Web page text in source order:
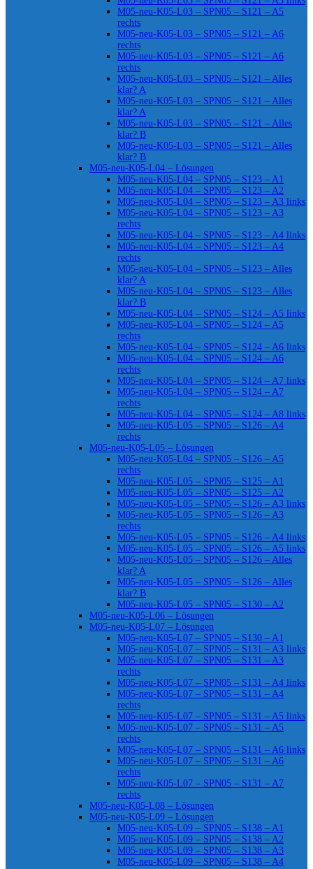
M05-neu-K05-L03 – SPN05 – S121 – A5
rechts
M05-neu-K05-L03 – SPN05 – S121 – A6
rechts
M05-neu-K05-L03 – SPN05 – S121 – A6
rechts
M05-neu-K05-L03 – SPN05 – S121 – Alles
klar? A
M05-neu-K05-L03 – SPN05 – S121 – Alles
klar? A
M05-neu-K05-L03 – SPN05 – S121 – Alles
klar? B
M05-neu-K05-L03 – SPN05 – S121 – Alles
klar? B
M05-neu-K05-L04 – Lösungen
M05-neu-K05-L04 – SPN05 – S123 – A1
M05-neu-K05-L04 – SPN05 – S123 – A2
M05-neu-K05-L04 – SPN05 – S123 – A3 links
M05-neu-K05-L04 – SPN05 – S123 – A3
rechts
M05-neu-K05-L04 – SPN05 – S123 – A4 links
M05-neu-K05-L04 – SPN05 – S123 – A4
rechts
M05-neu-K05-L04 – SPN05 – S123 – Alles
klar? A
M05-neu-K05-L04 – SPN05 – S123 – Alles
klar? B
M05-neu-K05-L04 – SPN05 – S124 – A5 links
M05-neu-K05-L04 – SPN05 – S124 – A5
rechts
M05-neu-K05-L04 – SPN05 – S124 – A6 links
M05-neu-K05-L04 – SPN05 – S124 – A6
rechts
M05-neu-K05-L04 – SPN05 – S124 – A7 links
M05-neu-K05-L04 – SPN05 – S124 – A7
rechts
M05-neu-K05-L04 – SPN05 – S124 – A8 links
M05-neu-K05-L05 – SPN05 – S126 – A4
rechts
M05-neu-K05-L05 – Lösungen
M05-neu-K05-L04 – SPN05 – S126 – A5
rechts
M05-neu-K05-L05 – SPN05 – S125 – A1
M05-neu-K05-L05 – SPN05 – S125 – A2
M05-neu-K05-L05 – SPN05 – S126 – A3 links
M05-neu-K05-L05 – SPN05 – S126 – A3
rechts
M05-neu-K05-L05 – SPN05 – S126 – A4 links
M05-neu-K05-L05 – SPN05 – S126 – A5 links
M05-neu-K05-L05 – SPN05 – S126 – Alles
klar? A
M05-neu-K05-L05 – SPN05 – S126 – Alles
klar? B
M05-neu-K05-L05 – SPN05 – S130 – A2
M05-neu-K05-L06 – Lösungen
M05-neu-K05-L07 – Lösungen
M05-neu-K05-L07 – SPN05 – S130 – A1
M05-neu-K05-L07 – SPN05 – S131 – A3 links
M05-neu-K05-L07 – SPN05 – S131 – A3
rechts
M05-neu-K05-L07 – SPN05 – S131 – A4 links
M05-neu-K05-L07 – SPN05 – S131 – A4
rechts
M05-neu-K05-L07 – SPN05 – S131 – A5 links
M05-neu-K05-L07 – SPN05 – S131 – A5
rechts
M05-neu-K05-L07 – SPN05 – S131 – A6 links
M05-neu-K05-L07 – SPN05 – S131 – A6
rechts
M05-neu-K05-L07 – SPN05 – S131 – A7
rechts
M05-neu-K05-L08 – Lösungen
M05-neu-K05-L09 – Lösungen
M05-neu-K05-L09 – SPN05 – S138 – A1
M05-neu-K05-L09 – SPN05 – S138 – A2
M05-neu-K05-L09 – SPN05 – S138 – A3
M05-neu-K05-L09 – SPN05 – S138 – A4